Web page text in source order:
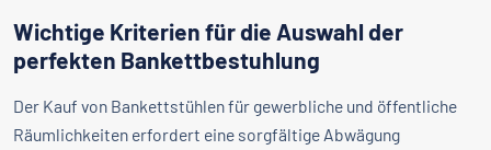
Wichtige Kriterien für die Auswahl der
perfekten Bankettbestuhlung
Der Kauf von Bankettstühlen für gewerbliche und öffentliche
Räumlichkeiten erfordert eine sorgfältige Abwägung